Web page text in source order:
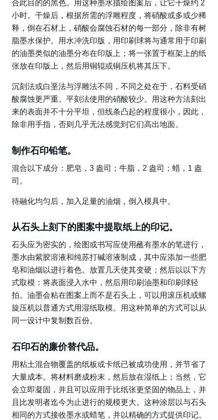
合此目的的黑色。用这种墨水描绘图案后，让它干燥约 2
小时。干燥后，根据所需的浮雕程度，将硝酸或多或少稀
释，倒在石材上，硝酸会腐蚀石材的每一部分，除非有树
脂墨水保护。用水冲洗印版，用印刷球将与通常用于印刷
的油墨类似的油墨分布在印版上；将一张置于框架上的纸
张放在印版上，然后用铜辊或铜压机将其压下。
沉刻法或白垩法与浮雕法不同，不同之处在于，石料受硝
酸腐蚀更严重。平刻法使用的硝酸较少。用这种方法刻出
来的表面并不十分平坦，但线条凸起的程度很小，因此，
除非用手指，否则几乎无法感觉到它们高出地面。
制作石印铅笔。
混合以下成分：肥皂，3 盎司；牛脂，2 盎司；蜡，1 盎
司。
待融化均匀后，加入足量的油烟，倒入模具中。
从石头上刻下的图案中提取纸上的印记。
石头应为密实的，绘图或书写应使用蘸有墨水的笔进行，
墨水由紫胶溶液和纯苏打碱溶液制成，其中应添加一些肥
皂和油烟以进行着色。放置几天使其变硬；然后以以下方
式取模：将表面浸入水中，然后用印刷油墨和印刷球轻
拍。油墨会粘在图案上而不是石头上，可以用滚压机或螺
旋压机以普通方式用湿纸取模。用这种简单的方式可以从
同一设计中复制数百份。
石印石的廉价替代品。
用粘土混合物覆盖的纸板或卡纸已被成功使用，并节省了
大量成本。将材料磨成粉末，然后放在湿纸上；当然，它
会立即凝固，并且可以应用于比纸张更坚固的物品上，并
且比发明者迄今为止进行的规模更大。这种涂层以与石头
相同的方式接收墨水或蜡笔，并以精确的方式提供印记。